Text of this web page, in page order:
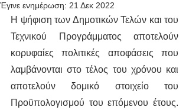
Έγινε ενημέρωση: 21 Δεκ 2022
Η ψήφιση των Δημοτικών Τελών και του
Τεχνικού Προγράμματος αποτελούν
κορυφαίες πολιτικές αποφάσεις που
λαμβάνονται στο τέλος του χρόνου και
αποτελούν δομικό στοιχείο του
Προϋπολογισμού του επόμενου έτους.